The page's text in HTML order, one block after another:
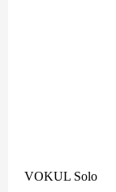
VOKUL Solo